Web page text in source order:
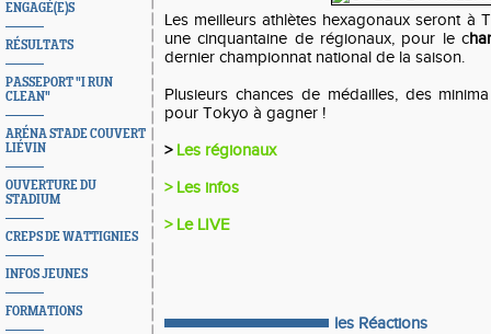
ENGAGÉ(E)S
RÉSULTATS
PASSEPORT "I RUN
CLEAN"
ARÉNA STADE COUVERT
LIÉVIN
OUVERTURE DU
STADIUM
CREPS DE WATTIGNIES
INFOS JEUNES
FORMATIONS
Les meilleurs athlètes hexagonaux seront à
une cinquantaine de régionaux, pour le c
dernier championnat national de la saison.
Plusieurs chances de médailles, des
pour Tokyo à gagner !
> Les régionaux
> Les infos
> Le LIVE
les Réactions